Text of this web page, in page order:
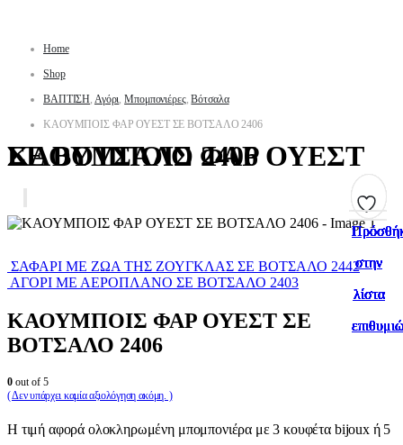
Home
Shop
ΒΑΠΤΙΣΗ, Αγόρι,Μπομπονιέρες,Βότσαλα
ΚΑΟΥΜΠΟΙΣ ΦΑΡ ΟΥΕΣΤ ΣΕ ΒΟΤΣΑΛΟ 2406
ΚΑΟΥΜΠΟΙΣ ΦΑΡ ΟΥΕΣΤ ΣΕ ΒΟΤΣΑΛΟ 2406
ΣΑΦΑΡΙ ΜΕ ΖΩΑ ΤΗΣ ΖΟΥΓΚΛΑΣ ΣΕ ΒΟΤΣΑΛΟ 2442
ΑΓΟΡΙ ΜΕ ΑΕΡΟΠΛΑΝΟ ΣΕ ΒΟΤΣΑΛΟ 2403
ΚΑΟΥΜΠΟΙΣ ΦΑΡ ΟΥΕΣΤ ΣΕ
ΒΟΤΣΑΛΟ 2406
0 out of 5
( Δεν υπάρχει καμία αξιολόγηση ακόμη. )
Η τιμή αφορά ολοκληρωμένη μπομπονιέρα με 3 κουφέτα bijoux ή 5
στην
λίστα
στην
λίστα
στην
λίστα
στην
λίστα
στην
λίστα
στην
λίστα
στην
λίστα
στην
λίστα
στην
λίστα
στην
λίστα